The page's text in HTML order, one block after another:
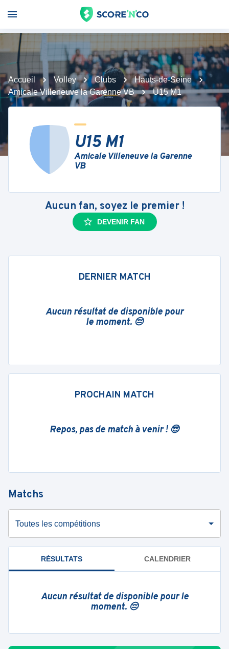
Accueil Volley Clubs
Hauts-de-Seine
Amicale Villeneuve la Garenne VB
U15 M1
U15 M1
Amicale Villeneuve la Garenne
VB
Aucun fan, soyez le premier !
DEVENIR FAN
DERNIER MATCH
Aucun résultat de disponible pour
le moment. 😔
PROCHAIN MATCH
Repos, pas de match à venir ! 😎
Matchs
Toutes les compétitions
RÉSULTATS CALENDRIER
Aucun résultat de disponible pour le
moment. 😔